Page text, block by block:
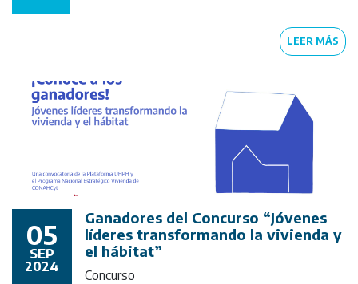
LEER MÁS
05
SEP
2024
Ganadores del Concurso “Jóvenes
líderes transformando la vivienda y
el hábitat”
Concurso